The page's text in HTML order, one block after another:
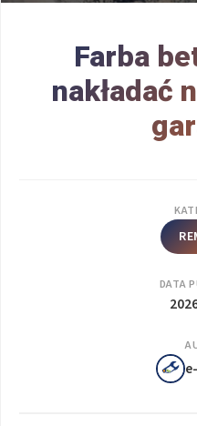
Farba
nakładać
DATA